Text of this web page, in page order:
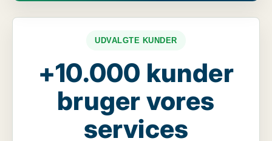
UDVALGTE KUNDER
+10.000 kunder
bruger vores
services